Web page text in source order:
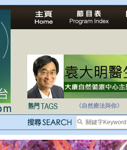
自家教育合法化-
《自然療法與你》